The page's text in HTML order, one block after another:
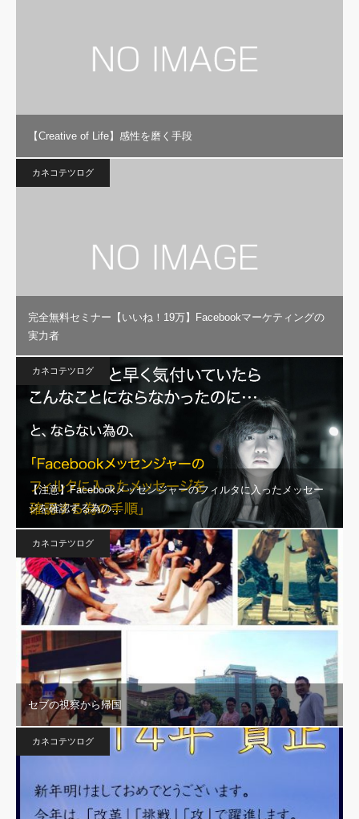
【Creative of Life】感性を磨く手段
カネコテツログ
完全無料セミナー【いいね！19万】Facebookマーケティングの
実力者
カネコテツログ
【注意】Facebookメッセンジャーのフィルタに入ったメッセー
ジを確認する為の…
カネコテツログ
セブの視察から帰国
カネコテツログ